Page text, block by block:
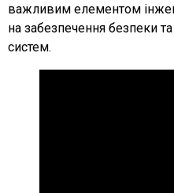
важливим елементом
на забезпечення безпеки
систем.